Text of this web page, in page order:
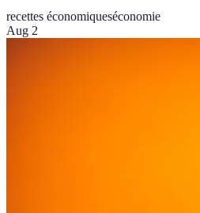
recettes économiqueséconomie
Aug 2